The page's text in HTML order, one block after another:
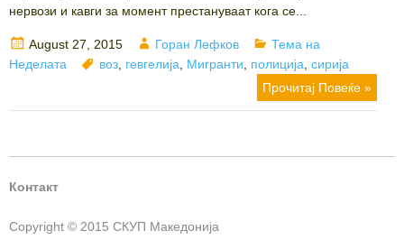
нервози и кавги за момент престануваат кога се...
Posted
on
August 27, 2015 Author
Горан Лефков Categories
Тема на
Неделата
Tags
воз гевгелија Мигранти полиција сирија
Прочитај Повеќе »
Контакт
Copyright © 2015 СКУП Македонија